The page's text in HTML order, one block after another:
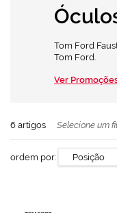
Tom Ford
Tom Ford.
Ver
6 artigos Selecione um
ordem por: